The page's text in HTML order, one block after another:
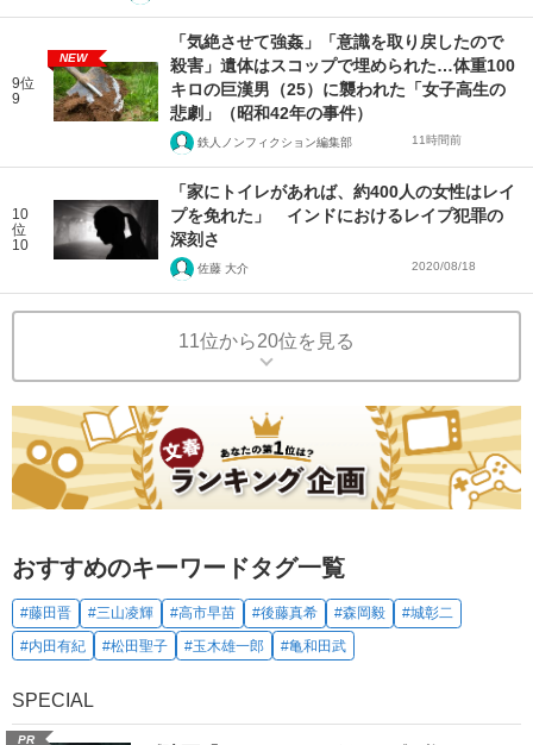
9位
9
NEW
「気絶させて強姦」「意識を取り戻したので
殺害」遺体はスコップで埋められた…体重100
キロの巨漢男（25）に襲われた「女子高生の
悲劇」（昭和42年の事件）
鉄人ノンフィクション編集部 11時間前
10
位
10
「家にトイレがあれば、約400人の女性はレイ
プを免れた」 インドにおけるレイプ犯罪の
深刻さ
佐藤 大介 2020/08/18
11位から20位を見る
おすすめのキーワードタグ一覧
#藤田晋 #三山凌輝 #高市早苗 #後藤真希 #森岡毅
#城彰二
#内田有紀
#松田聖子 #玉木雄一郎 #亀和田武
SPECIAL
PR